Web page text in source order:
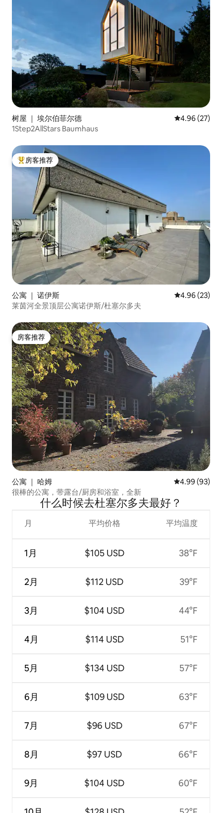
树屋 ｜ 埃尔伯菲尔德 平均评分
4.96 (27)
1Step2AllStars Baumhaus
热门「房客推荐」
房客推荐
公寓 ｜ 诺伊斯 平均评分
4.96 (23)
莱茵河全景顶层公寓诺伊斯/杜塞尔多夫
房客推荐
房客推荐
公寓 ｜ 哈姆 平均评分 4.99
4.99 (93)
很棒的公寓，带露台/厨房和浴室，全新
什么时候去杜塞尔多夫最好？
月
1月
2月
3月
4月
5月
6月
7月
8月
9月
平均价格
$105 USD
$112 USD
$104 USD
$114 USD
$134 USD
$109 USD
$96 USD
$97 USD
$104 USD
平均温度
38°F
39°F
44°F
51°F
57°F
63°F
67°F
66°F
60°F